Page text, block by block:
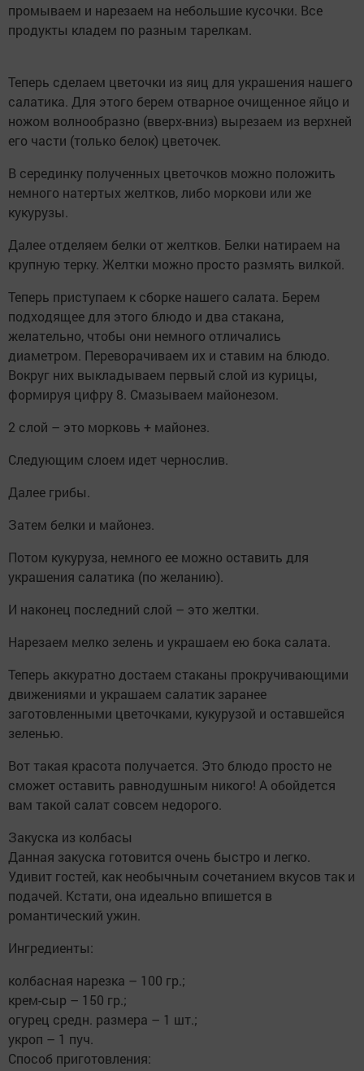
промываем и нарезаем на небольшие кусочки. Все
продукты кладем по разным тарелкам.
Теперь сделаем цветочки из яиц для украшения нашего
салатика. Для этого берем отварное очищенное яйцо и
ножом волнообразно (вверх-вниз) вырезаем из верхней
его части (только белок) цветочек.
В серединку полученных цветочков можно положить
немного натертых желтков, либо моркови или же
кукурузы.
Далее отделяем белки от желтков. Белки натираем на
крупную терку. Желтки можно просто размять вилкой.
Теперь приступаем к сборке нашего салата. Берем
подходящее для этого блюдо и два стакана,
желательно, чтобы они немного отличались
диаметром. Переворачиваем их и ставим на блюдо.
Вокруг них выкладываем первый слой из курицы,
формируя цифру 8. Смазываем майонезом.
2 слой – это морковь + майонез.
Следующим слоем идет чернослив.
Далее грибы.
Затем белки и майонез.
Потом кукуруза, немного ее можно оставить для
украшения салатика (по желанию).
И наконец последний слой – это желтки.
Нарезаем мелко зелень и украшаем ею бока салата.
Теперь аккуратно достаем стаканы прокручивающими
движениями и украшаем салатик заранее
заготовленными цветочками, кукурузой и оставшейся
зеленью.
Вот такая красота получается. Это блюдо просто не
сможет оставить равнодушным никого! А обойдется
вам такой салат совсем недорого.
Закуска из колбасы
Данная закуска готовится очень быстро и легко.
Удивит гостей, как необычным сочетанием вкусов так и
подачей. Кстати, она идеально впишется в
романтический ужин.
Ингредиенты:
колбасная нарезка – 100 гр.;
крем-сыр – 150 гр.;
огурец средн. размера – 1 шт.;
укроп – 1 пуч.
Способ приготовления: